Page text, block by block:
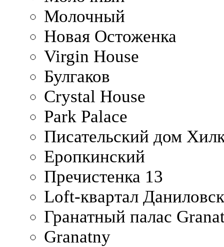
Молочный
Новая Остоженка
Virgin House
Булгаков
Crystal House
Park Palace
Писательский дом
Еропкинский
Пречистенка 13
Loft-квартал
Гранатный палас
Granatny